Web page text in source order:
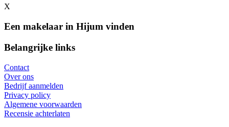
X
Een makelaar in Hijum vinden
Belangrijke links
Contact
Over ons
Bedrijf aanmelden
Privacy policy
Algemene voorwaarden
Recensie achterlaten